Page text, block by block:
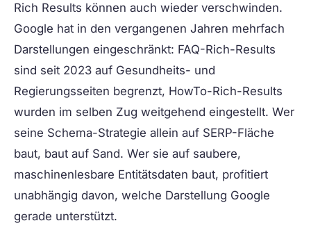
Rich Results können auch wieder verschwinden.
Google hat in den vergangenen Jahren mehrfach
Darstellungen eingeschränkt: FAQ-Rich-Results
sind seit 2023 auf Gesundheits- und
Regierungsseiten begrenzt, HowTo-Rich-Results
wurden im selben Zug weitgehend eingestellt. Wer
seine Schema-Strategie allein auf SERP-Fläche
baut, baut auf Sand. Wer sie auf saubere,
maschinenlesbare Entitätsdaten baut, profitiert
unabhängig davon, welche Darstellung Google
gerade unterstützt.